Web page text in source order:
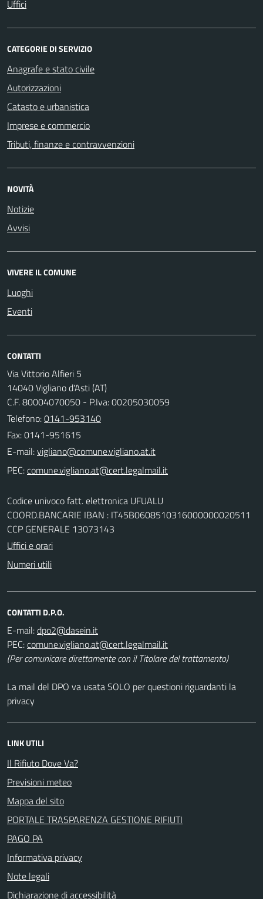
Uffici
CATEGORIE DI SERVIZIO
Anagrafe e stato civile
Autorizzazioni
Catasto e urbanistica
Imprese e commercio
Tributi, finanze e contravvenzioni
NOVITÀ
Notizie
Avvisi
VIVERE IL COMUNE
Luoghi
Eventi
CONTATTI
Via Vittorio Alfieri 5
14040 Vigliano d'Asti (AT)
C.F. 80004070050 - P.Iva: 00205030059
Telefono:0141-953140
Fax: 0141-951615
E-mail:
PEC:
Codice univoco fatt. elettronica UFUALU
COORD.BANCARIE IBAN : IT45B0608510316000000020511
CCP GENERALE 13073143
Uffici e orari
Numeri utili
CONTATTI D.P.O.
E-mail:
PEC:
(Per comunicare direttamente con il Titolare del trattamento)
La mail del DPO va usata SOLO per questioni riguardanti la
privacy
LINK UTILI
Il Rifiuto Dove Va?
Previsioni meteo
Mappa del sito
PORTALE TRASPARENZA GESTIONE RIFIUTI
PAGO PA
Informativa privacy
Note legali
Dichiarazione di accessibilità